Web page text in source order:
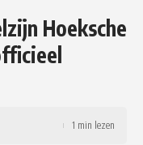
Hoeksche
1 min lezen